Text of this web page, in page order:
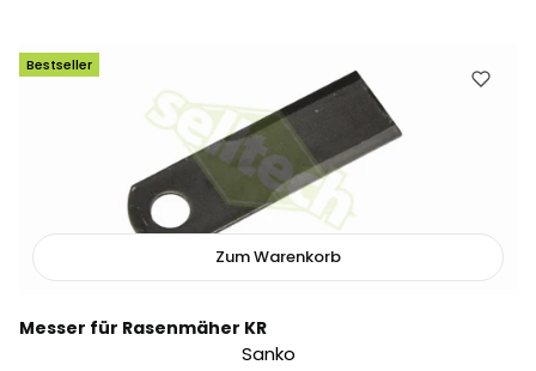
Bestseller
Zum Warenkorb
Messer für Rasenmäher KR
Sanko